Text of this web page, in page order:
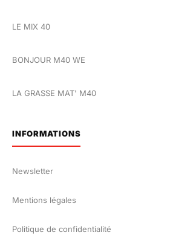
LE MIX 40
BONJOUR M40 WE
LA GRASSE MAT' M40
INFORMATIONS
Newsletter
Mentions légales
Politique de confidentialité